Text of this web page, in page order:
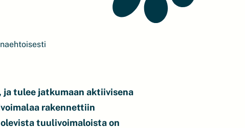
ja tulee jatkumaan aktiivisena
rakennettiin
tuulivoimaloista on